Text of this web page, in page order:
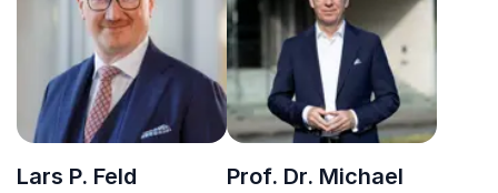
Experte für Terrorismus.
Lars P. Feld
Prof. Dr. Michael